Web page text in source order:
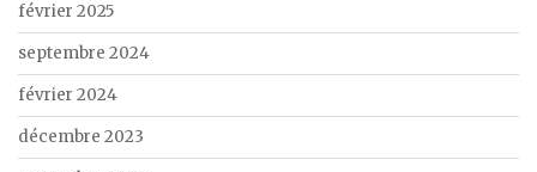
février 2025
septembre 2024
février 2024
décembre 2023